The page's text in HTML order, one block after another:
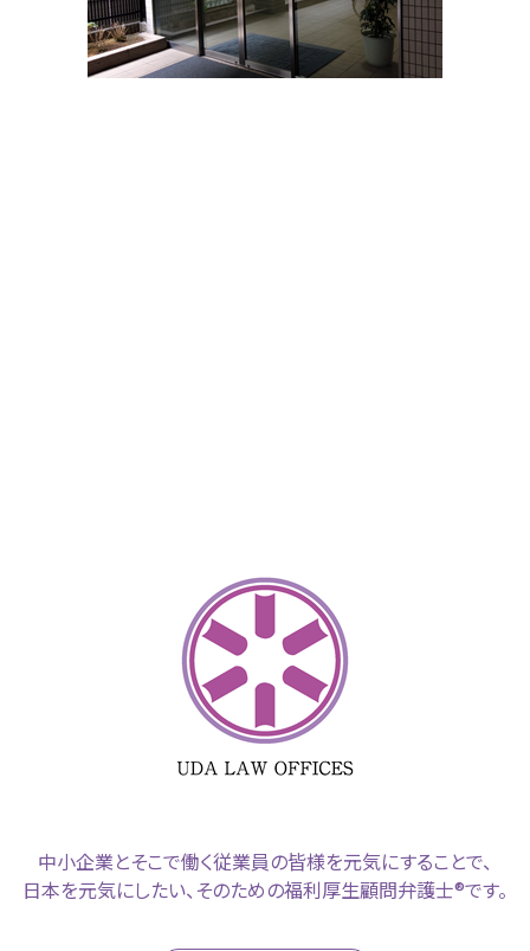
中小企業とそこで働く従業員の皆様を元気にすることで、
日本を元気にしたい、そのための福利厚生顧問弁護士®です。